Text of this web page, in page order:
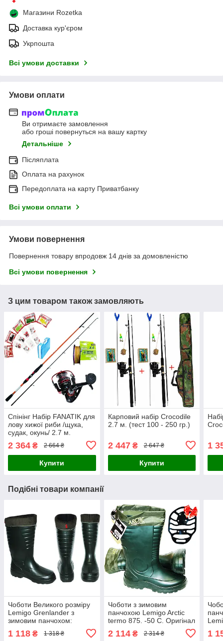
Магазини Rozetka
Доставка кур'єром
Укрпошта
Всі умови доставки
Умови оплати
Ви отримаєте замовлення
або гроші повернуться на вашу картку
Детальніше
Післяплата
Оплата на рахунок
Передоплата на карту Приватбанку
Всі умови оплати
Умови повернення
Повернення товару впродовж 14 днів за домовленістю
Всі умови повернення
З цим товаром також замовляють
Спінінг Набір FANATIK для
лову хижої риби /щука,
судак, окунь/ 2.7 м.
2 364 ₴ 2 664 ₴
Купити
Карповий набір Crocodile
2.7 м. (тест 100 - 250 гр.)
2 447₴ 2 647 ₴
Купити
1
Подібні товари компанії
Чоботи Великого розміру
Lemigo Grenlander з
зимовим панчохом:
1 118 ₴ 1 318 ₴
Чоботи з зимовим
панчохою Lemigo Arctic
termo 875. -50 С. Оригінал
2 114₴ 2 314 ₴ 1